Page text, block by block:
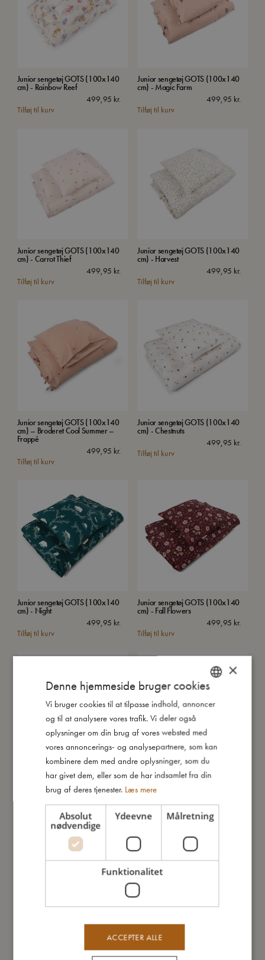
Junior sengetøj GOTS (100x140
cm) - Rainbow Reef
499,95 kr.
Tilføj til kurv
Junior sengetøj GOTS (100x140
cm) - Magic Farm
499,95 kr.
Tilføj til kurv
Junior sengetøj GOTS (100x140
cm) - Carrot Thief
499,95 kr.
Tilføj til kurv
Junior sengetøj GOTS (100x140
cm) - Harvest
499,95 kr.
Tilføj til kurv
Junior sengetøj GOTS (100x140
cm) – Broderet Cool Summer –
Frappé
499,95 kr.
Tilføj til kurv
Junior sengetøj GOTS (100x140
cm) - Chestnuts
499,95 kr.
Tilføj til kurv
Junior sengetøj GOTS (100x140
cm) - Night
499,95 kr.
Tilføj til kurv
Junior sengetøj GOTS (100x140
cm) - Fall Flowers
499,95 kr.
Tilføj til kurv
Junior sengetøj GOTS (100x140
cm) - Dreamers
499,95kr.
Tilføj til kurv
Junior sengetøj GOTS (100x130
Tilføj til kurv
cm) – Ocean Blue
DANISH
GERMAN
×
Denne hjemmeside bruger cookies
Vi bruger cookies til at tilpasse indhold, annoncer
og til at analysere vores trafik. Vi deler også
oplysninger om din brug af vores websted med
vores annoncerings- og analysepartnere, som kan
kombinere dem med andre oplysninger, som du
har givet dem, eller som de har indsamlet fra din
brug af deres tjenester. Læs mere
Absolut
nødvendige
Ydeevne Målretning
Funktionalitet
ACCEPTER ALLE